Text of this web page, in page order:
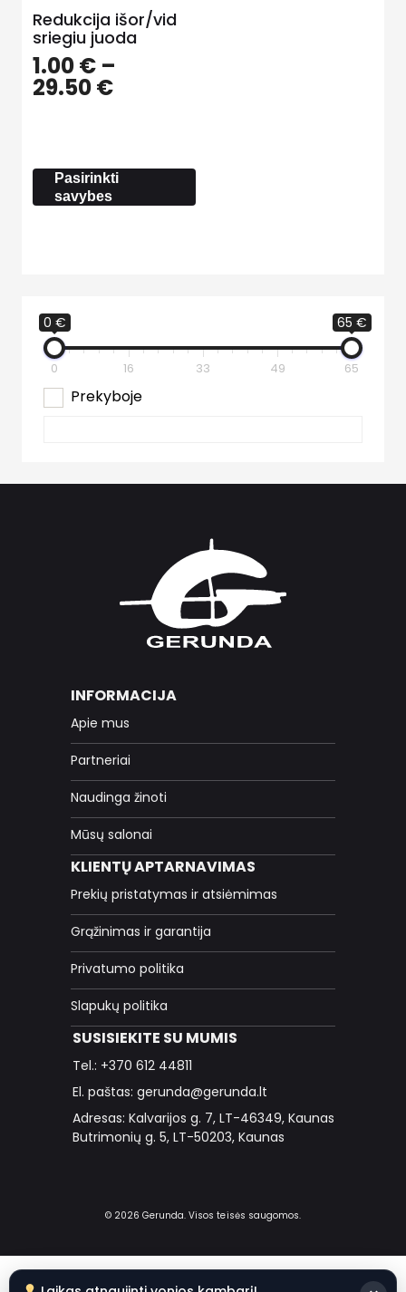
0 € 65 €
0 16 33 49 65
Prekyboje
Redukcija išor/vid
sriegiu juoda
1.00€ –
29.50€Price
29.50 €
Pasirinkti
savybes
INFORMACIJA
Apie mus
Partneriai
Naudinga žinoti
Mūsų salonai
KLIENTŲ APTARNAVIMAS
Prekių pristatymas ir atsiėmimas
Grąžinimas ir garantija
Privatumo politika
Slapukų politika
SUSISIEKITE SU MUMIS
Tel.: +370 612 44811
El. paštas: gerunda@gerunda.lt
Adresas: Kalvarijos g. 7, LT-46349, Kaunas
Butrimonių g. 5, LT-50203, Kaunas
© 2026 Gerunda. Visos teisės saugomos.